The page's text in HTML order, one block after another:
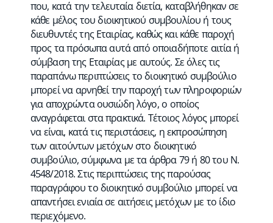
που, κατά την τελευταία διετία, καταβλήθηκαν σε
κάθε μέλος του διοικητικού συμβουλίου ή τους
διευθυντές της Εταιρίας, καθώς και κάθε παροχή
προς τα πρόσωπα αυτά από οποιαδήποτε αιτία ή
σύμβαση της Εταιρίας με αυτούς. Σε όλες τις
παραπάνω περιπτώσεις το διοικητικό συμβούλιο
μπορεί να αρνηθεί την παροχή των πληροφοριών
για αποχρώντα ουσιώδη λόγο, ο οποίος
αναγράφεται στα πρακτικά. Τέτοιος λόγος μπορεί
να είναι, κατά τις περιστάσεις, η εκπροσώπηση
των αιτούντων μετόχων στο διοικητικό
συμβούλιο, σύμφωνα με τα άρθρα 79 ή 80 του Ν.
4548/2018. Στις περιπτώσεις της παρούσας
παραγράφου το διοικητικό συμβούλιο μπορεί να
απαντήσει ενιαία σε αιτήσεις μετόχων με το ίδιο
περιεχόμενο.